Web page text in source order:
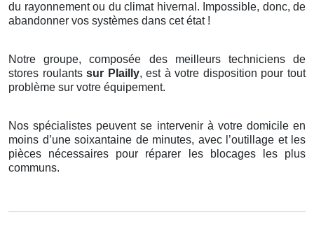
du rayonnement ou du climat hivernal. Impossible, donc, de
abandonner vos systèmes dans cet état !
Notre groupe, composée des meilleurs techniciens de
stores roulantssur Plailly, est à votre disposition pour tout
problème sur votre équipement.
Nos spécialistes peuvent se intervenir à votre domicile en
moins d’une soixantaine de minutes, avec l’outillage et les
pièces nécessaires pour réparer les blocages les plus
communs.